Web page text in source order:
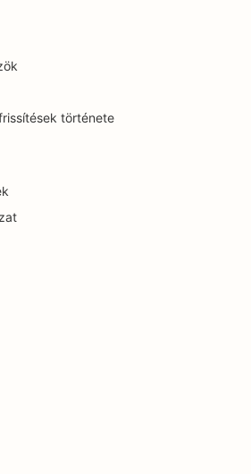
szolgáltatásokhoz
számára
számára
számára
számára
szolgáltatások számára
számára
számára
számára
története